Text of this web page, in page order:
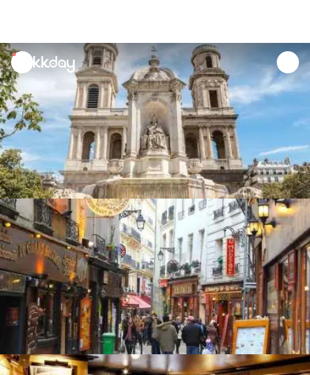
unread
notifications